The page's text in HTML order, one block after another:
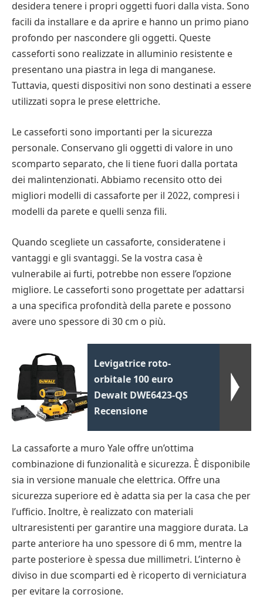
desidera tenere i propri oggetti fuori dalla vista. Sono
facili da installare e da aprire e hanno un primo piano
profondo per nascondere gli oggetti. Queste
casseforti sono realizzate in alluminio resistente e
presentano una piastra in lega di manganese.
Tuttavia, questi dispositivi non sono destinati a essere
utilizzati sopra le prese elettriche.
Le casseforti sono importanti per la sicurezza
personale. Conservano gli oggetti di valore in uno
scomparto separato, che li tiene fuori dalla portata
dei malintenzionati. Abbiamo recensito otto dei
migliori modelli di cassaforte per il 2022, compresi i
modelli da parete e quelli senza fili.
Quando scegliete un cassaforte, consideratene i
vantaggi e gli svantaggi. Se la vostra casa è
vulnerabile ai furti, potrebbe non essere l’opzione
migliore. Le casseforti sono progettate per adattarsi
a una specifica profondità della parete e possono
avere uno spessore di 30 cm o più.
Levigatrice roto-
orbitale 100 euro
Dewalt DWE6423-QS
Recensione
La cassaforte a muro Yale offre un’ottima
combinazione di funzionalità e sicurezza. È disponibile
sia in versione manuale che elettrica. Offre una
sicurezza superiore ed è adatta sia per la casa che per
l’ufficio. Inoltre, è realizzato con materiali
ultraresistenti per garantire una maggiore durata. La
parte anteriore ha uno spessore di 6 mm, mentre la
parte posteriore è spessa due millimetri. L’interno è
diviso in due scomparti ed è ricoperto di verniciatura
per evitare la corrosione.